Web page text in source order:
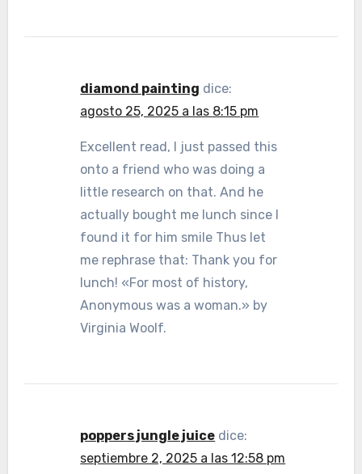
diamond painting dice:
agosto 25, 2025 a las 8:15 pm
Excellent read, I just passed this
onto a friend who was doing a
little research on that. And he
actually bought me lunch since I
found it for him smile Thus let
me rephrase that: Thank you for
lunch! «For most of history,
Anonymous was a woman.» by
Virginia Woolf.
poppers jungle juice dice:
septiembre 2, 2025 a las 12:58 pm